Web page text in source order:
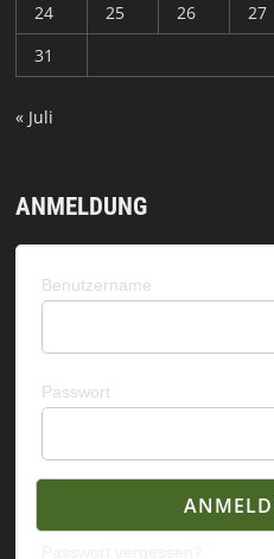
24
25 26 27
31
« Juli
ANMELDUNG
Benutzername
Passwort